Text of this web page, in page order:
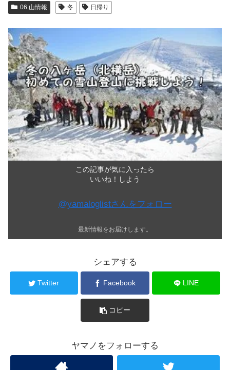
06.山情報 冬 日帰り
この記事が気に入ったら
いいね！しよう
@yamaloglistさんをフォロー
最新情報をお届けします。
シェアする
Twitter Facebook LINE
コピー
ヤマノをフォローする